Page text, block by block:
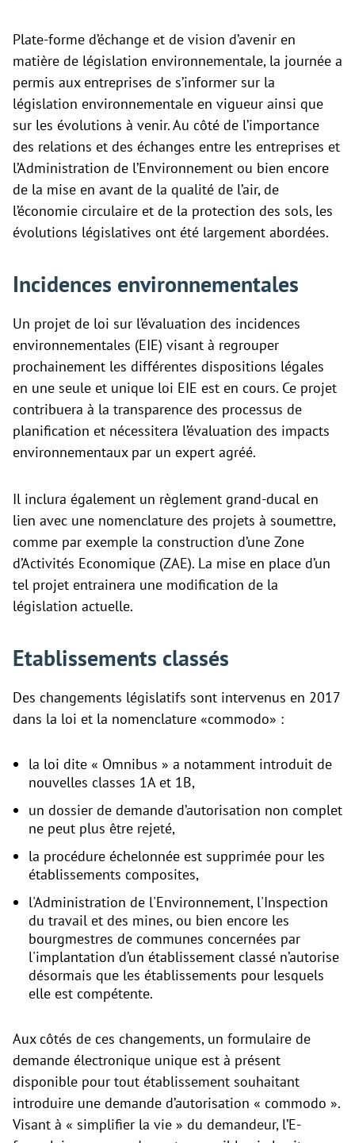
Plate-forme d’échange et de vision d’avenir en
matière de législation environnementale, la journée a
permis aux entreprises de s’informer sur la
législation environnementale en vigueur ainsi que
sur les évolutions à venir. Au côté de l’importance
des relations et des échanges entre les entreprises et
l’Administration de l’Environnement ou bien encore
de la mise en avant de la qualité de l’air, de
l’économie circulaire et de la protection des sols, les
évolutions législatives ont été largement abordées.
Incidences environnementales
Un projet de loi sur l’évaluation des incidences
environnementales (EIE) visant à regrouper
prochainement les différentes dispositions légales
en une seule et unique loi EIE est en cours. Ce projet
contribuera à la transparence des processus de
planification et nécessitera l’évaluation des impacts
environnementaux par un expert agréé.
Il inclura également un règlement grand-ducal en
lien avec une nomenclature des projets à soumettre,
comme par exemple la construction d’une Zone
d’Activités Economique (ZAE). La mise en place d’un
tel projet entrainera une modification de la
législation actuelle.
Etablissements classés
Des changements législatifs sont intervenus en 2017
dans la loi et la nomenclature «commodo» :
la loi dite « Omnibus » a notamment introduit de
nouvelles classes 1A et 1B,
un dossier de demande d’autorisation non complet
ne peut plus être rejeté,
la procédure échelonnée est supprimée pour les
établissements composites,
l'Administration de l'Environnement, l'Inspection
du travail et des mines, ou bien encore les
bourgmestres de communes concernées par
l'implantation d’un établissement classé n’autorise
désormais que les établissements pour lesquels
elle est compétente.
Aux côtés de ces changements, un formulaire de
demande électronique unique est à présent
disponible pour tout établissement souhaitant
introduire une demande d’autorisation « commodo ».
Visant à « simplifier la vie » du demandeur, l’E-